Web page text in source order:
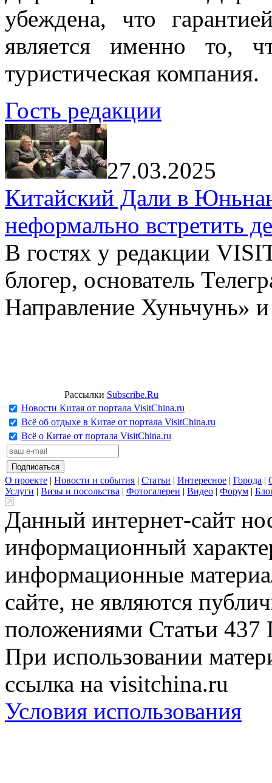
убеждена, что
является именно то,
туристическая компания.
Гость редакции
27.03.2025
Китайский Дали в
неформально встретить
В гостях у редакции
блогер, основатель
Направление Хуньчунь»
Рассылки Subscribe.Ru
Новости Китая от портала VisitChina.ru
Всё об отдыхе в Китае от портала VisitChina.ru
Всё о Китае от портала VisitChina.ru
О проекте | Новости и события | Статьи | Интересное | Города |
Услуги | Визы и посольства | Фотогалереи | Видео | Форум |
Данный интернет-сайт
информационный
информационные
сайте, не являются
положениями Статьи 437
При использовании
ссылка на visitchina.ru
Условия использования